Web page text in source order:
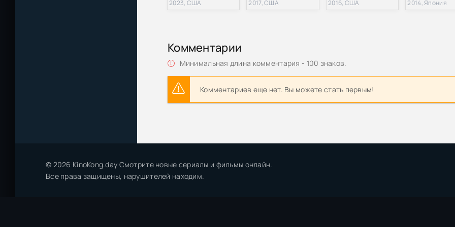
Подвиды 3: Жажда крови / Bloodlust: Subspecies III (1993) DVDRip | A
Вампиры: жажда крови / The Thirst (2006) DVD5
Линейные корабли. Жажда крови и железа / Kriegsschiffe / Battleships (2001)
(2000) BDRip [AV1/2160p] [4K, SDR, 10-bit] [handmade Upscale AI]
D: Жажда крови / Banpaia Hunter D: Buraddorasuto / Vampire Hunter D: Bloodlust
(2000) BDRip [H.265/2160p] [4K, SDR, 10-bit] [handmade Upscale AI]
2023, США
2017, США
2016, США
2014, Япония
Комментарии
Минимальная длина комментария - 100 знаков.
Комментариев еще нет. Вы можете стать первым!
© 2026 KinoKong.day Смотрите новые сериалы и фильмы онлайн.
Все права защищены, нарушителей находим.